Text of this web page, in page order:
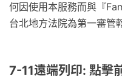
何因使用本服務而與『
台北地方法院為第一審管
7-11遠端列印: 點擊